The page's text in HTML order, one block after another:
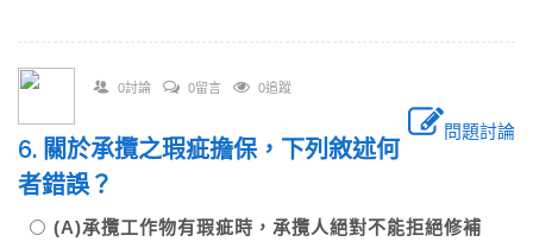
0討論 0留言 0追蹤
問題討論
6. 關於承攬之瑕疵擔保，下列敘述何
者錯誤？
(A)承攬工作物有瑕疵時，承攬人絕對不能拒絕修補